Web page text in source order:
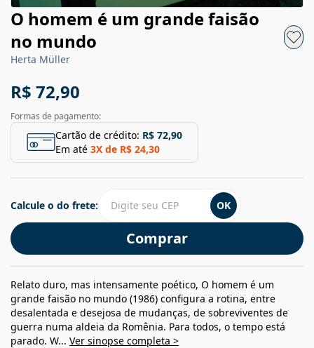
O homem é um grande faisão
no mundo
Herta Müller
R$ 72,90
Formas de pagamento:
Cartão de crédito: R$ 72,90
Em até 3X de R$ 24,30
Comprar
Calcule o do frete: OK
Relato duro, mas intensamente poético, O homem é um
grande faisão no mundo (1986) configura a rotina, entre
desalentada e desejosa de mudanças, de sobreviventes de
guerra numa aldeia da Romênia. Para todos, o tempo está
parado. W... Ver sinopse completa >